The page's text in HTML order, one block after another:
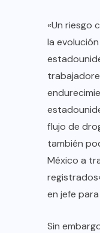
«Un riesgo
la
flujo de
también
México a
en jefe
Sin